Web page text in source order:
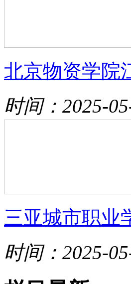
北京物资学院
时间：2025-
三亚城市职业
时间：2025-